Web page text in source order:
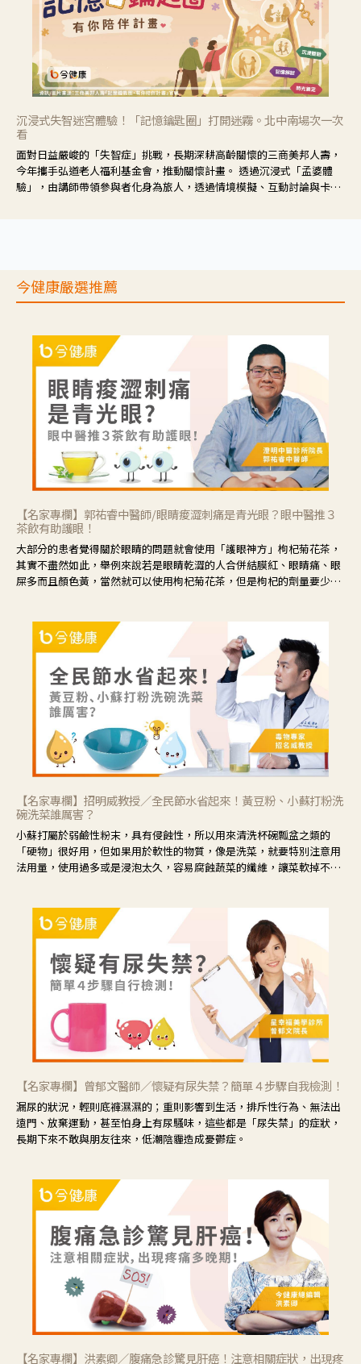
沉浸式失智迷宮體驗！「記憶鑰匙圈」打開迷霧。北中南場次一次
看
面對日益嚴峻的「失智症」挑戰，長期深耕高齡關懷的三商美邦人壽，
今年攜手弘道老人福利基金會，推動關懷計畫。 透過沉浸式「孟婆體
驗」，由講師帶領參與者化身為旅人，透過情境模擬、互動討論與卡牌
今健康嚴選推薦
【名家專欄】郭祐睿中醫師/眼睛痠澀刺痛是青光眼？眼中醫推３
茶飲有助護眼！
大部分的患者覺得關於眼睛的問題就會使用「護眼神方」枸杞菊花茶，
其實不盡然如此，舉例來說若是眼睛乾澀的人合併結膜紅、眼睛痛、眼
屎多而且顏色黃，當然就可以使用枸杞菊花茶，但是枸杞的劑量要少，
候就要使用菊花、金銀花來治療；假如單純的眼睛乾澀，結膜沒有紅，
眼睛周圍沒有眼屎，這種情況是屬於「陰虛」，就可以使用枸杞、蓮
藕、麥門冬、山藥等比較滋潤的藥材，效果就更顯著。
【名家專欄】招明威教授／全民節水省起來！黃豆粉、小蘇打粉洗
碗洗菜誰厲害？
小蘇打屬於弱鹼性粉末，具有侵蝕性，所以用來清洗杯碗瓢盆之類的
「硬物」很好用，但如果用於軟性的物質，像是洗菜，就要特別注意用
法用量，使用過多或是浸泡太久，容易腐蝕蔬菜的纖維，讓菜軟掉不清
【名家專欄】曾郁文醫師／懷疑有尿失禁？簡單４步驟自我檢測！
漏尿的狀況，輕則底褲濕濕的；重則影響到生活，排斥性行為、無法出
遠門、放棄運動，甚至怕身上有尿騷味，這些都是「尿失禁」的症狀，
長期下來不敢與朋友往來，低潮陰霾造成憂鬱症。
【名家專欄】洪素卿／腹痛急診驚見肝癌！注意相關症狀，出現疼